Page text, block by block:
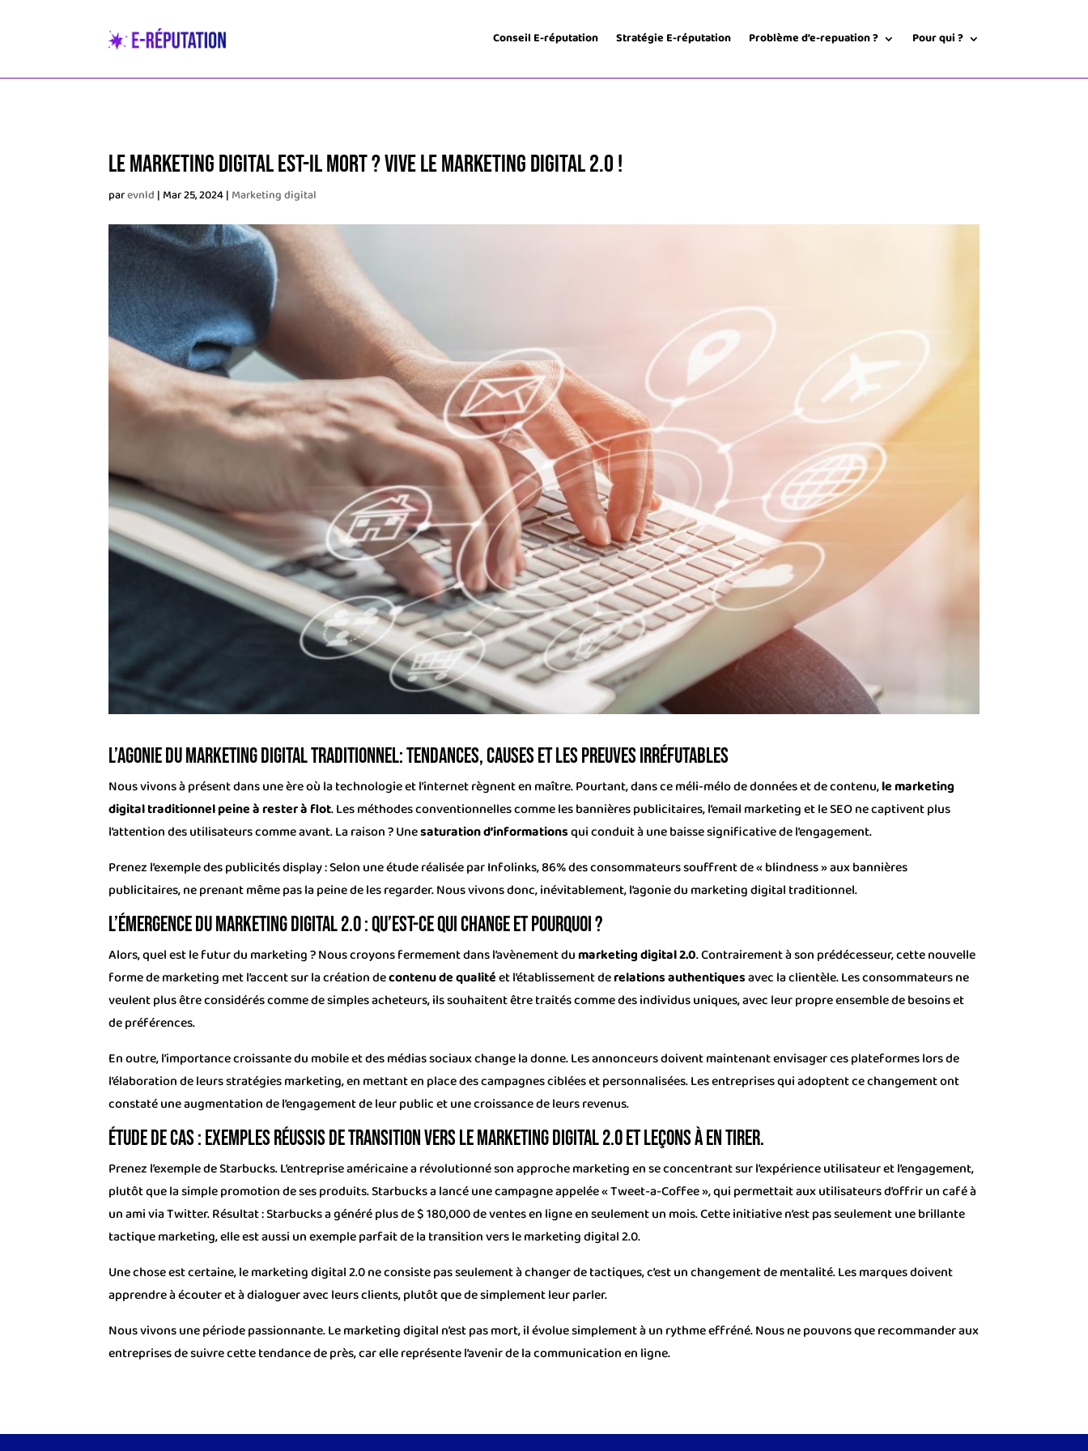
Conseil E-réputation Stratégie E-réputation Problème d’e-repuation ? Pour qui ?
Le marketing digital est-il mort ? Vive le marketing digital 2.0 !
parevnld | Mar 25, 2024| Marketing digital
L’agonie du marketing digital traditionnel: tendances, causes et les preuves irréfutables
Nous vivons à présent dans une ère où la technologie et l’internet règnent en maître. Pourtant, dans ce méli-mélo de données et de contenu,le marketing
digital traditionnel peine à rester à flot. Les méthodes conventionnelles comme les bannières publicitaires, l’email marketing et le SEO ne captivent plus
l’attention des utilisateurs comme avant. La raison ? Unesaturation d’informationsqui conduit à une baisse significative de l’engagement.
Prenez l’exemple des publicités display : Selon une étude réalisée par Infolinks, 86% des consommateurs souffrent de « blindness » aux bannières
publicitaires, ne prenant même pas la peine de les regarder. Nous vivons donc, inévitablement, l’agonie du marketing digital traditionnel.
L’émergence du marketing digital 2.0 : qu’est-ce qui change et pourquoi ?
Alors, quel est le futur du marketing ? Nous croyons fermement dans l’avènement dumarketing digital 2.0. Contrairement à son prédécesseur, cette nouvelle
forme de marketing met l’accent sur la création decontenu de qualitéet l’établissement derelations authentiquesavec la clientèle. Les consommateurs ne
veulent plus être considérés comme de simples acheteurs, ils souhaitent être traités comme des individus uniques, avec leur propre ensemble de besoins et
de préférences.
En outre, l’importance croissante du mobile et des médias sociaux change la donne. Les annonceurs doivent maintenant envisager ces plateformes lors de
l’élaboration de leurs stratégies marketing, en mettant en place des campagnes ciblées et personnalisées. Les entreprises qui adoptent ce changement ont
constaté une augmentation de l’engagement de leur public et une croissance de leurs revenus.
Étude de cas : exemples réussis de transition vers le marketing digital 2.0 et leçons à en tirer.
Prenez l’exemple de Starbucks. L’entreprise américaine a révolutionné son approche marketing en se concentrant sur l’expérience utilisateur et l’engagement,
plutôt que la simple promotion de ses produits. Starbucks a lancé une campagne appelée « Tweet-a-Coffee », qui permettait aux utilisateurs d’offrir un café à
un ami via Twitter. Résultat : Starbucks a généré plus de $ 180,000 de ventes en ligne en seulement un mois. Cette initiative n’est pas seulement une brillante
tactique marketing, elle est aussi un exemple parfait de la transition vers le marketing digital 2.0.
Une chose est certaine, le marketing digital 2.0 ne consiste pas seulement à changer de tactiques, c’est un changement de mentalité. Les marques doivent
apprendre à écouter et à dialoguer avec leurs clients, plutôt que de simplement leur parler.
Nous vivons une période passionnante. Le marketing digital n’est pas mort, il évolue simplement à un rythme effréné. Nous ne pouvons que recommander aux
entreprises de suivre cette tendance de près, car elle représente l’avenir de la communication en ligne.